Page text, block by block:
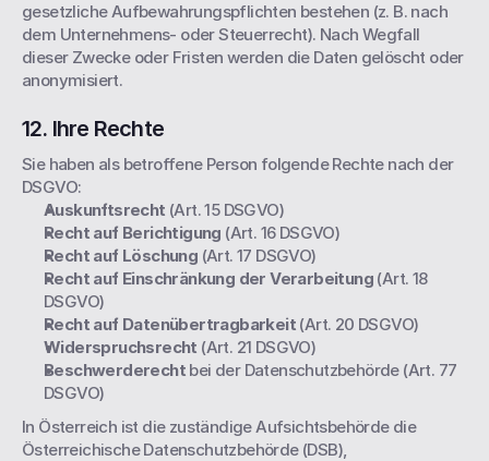
gesetzliche Aufbewahrungspflichten bestehen (z. B. nach
dem Unternehmens- oder Steuerrecht). Nach Wegfall
dieser Zwecke oder Fristen werden die Daten gelöscht oder
anonymisiert.
12. Ihre Rechte
Sie haben als betroffene Person folgende Rechte nach der
DSGVO:
Auskunftsrecht (Art. 15 DSGVO)
Recht auf Berichtigung (Art. 16 DSGVO)
Recht auf Löschung (Art. 17 DSGVO)
Recht auf Einschränkung der Verarbeitung (Art. 18
DSGVO)
Recht auf Datenübertragbarkeit (Art. 20 DSGVO)
Widerspruchsrecht (Art. 21 DSGVO)
Beschwerderecht bei der Datenschutzbehörde (Art. 77
DSGVO)
In Österreich ist die zuständige Aufsichtsbehörde die
Österreichische Datenschutzbehörde (DSB),